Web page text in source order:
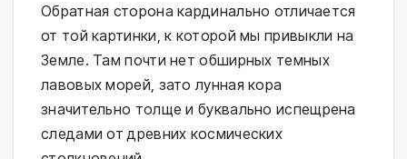
Обратная сторона кардинально отличается
от той картинки, к которой мы привыкли на
Земле. Там почти нет обширных темных
лавовых морей, зато лунная кора
значительно толще и буквально испещрена
следами от древних космических